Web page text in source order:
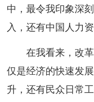
中，最令我印象深
入，还有中国人力
在我看来，改革
仅是经济的快速发
升，还有民众日常